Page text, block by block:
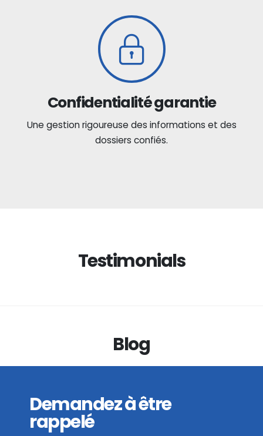
Confidentialité garantie
Une gestion rigoureuse des informations et des
dossiers confiés.
Testimonials
Blog
Demandez à être
rappelé